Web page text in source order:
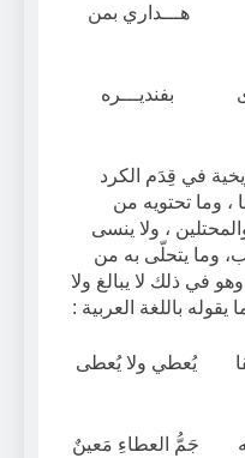
هـــداري بمن
بفنديـــره
في قِدَم الكرد
، وما تحتويه من
، ولا ينسى
وما يتحلّى به من
في ذلك لا يبالغ ولا
باللغة العربية :
يُعطي ولا يُعطى
جَمُّ العطاءِ مَعينٌ